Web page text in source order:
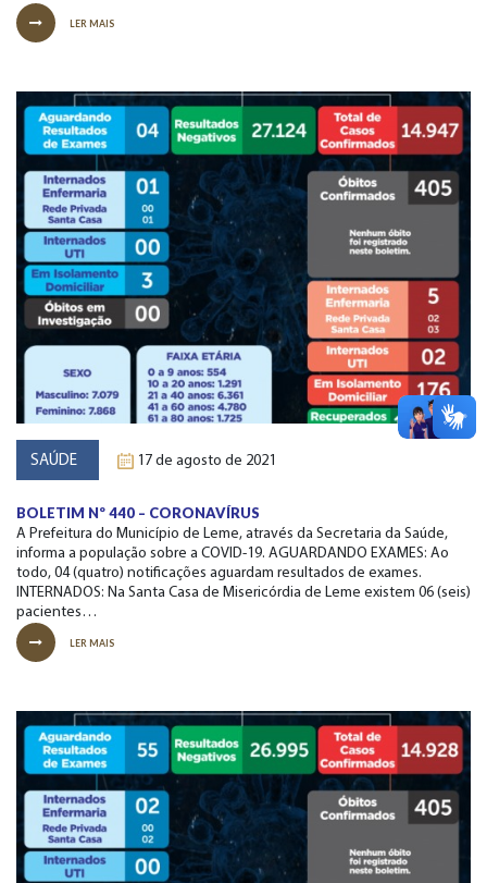
LER MAIS
SAÚDE 17 de agosto de 2021
BOLETIM Nº 440 – CORONAVÍRUS
A Prefeitura do Município de Leme, através da Secretaria da Saúde,
informa a população sobre a COVID-19. AGUARDANDO EXAMES: Ao
todo, 04 (quatro) notificações aguardam resultados de exames.
INTERNADOS: Na Santa Casa de Misericórdia de Leme existem 06 (seis)
pacientes…
LER MAIS